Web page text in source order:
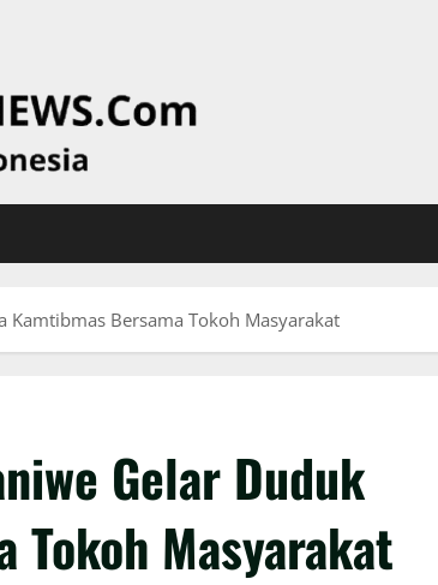
Kamtibmas Bersama Tokoh Masyarakat
Gelar Duduk
Masyarakat